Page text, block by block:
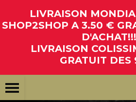
LIVRAISON
SHOP2SHOP A 3.50 €
D'ACHAT!!!
LIVRAISON
GRATUIT